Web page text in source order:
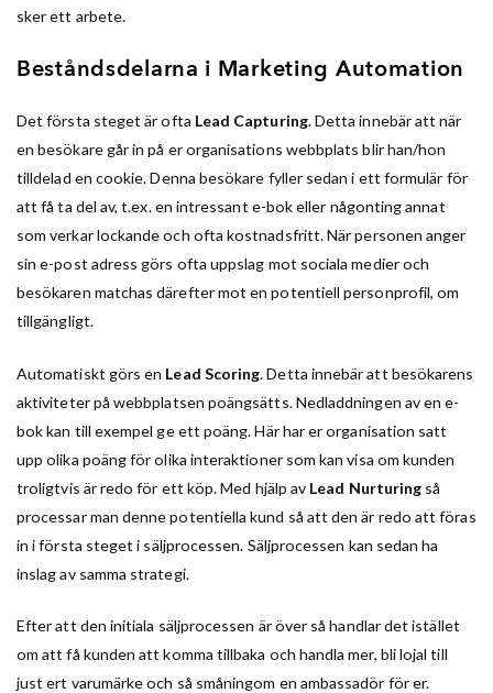
sker ett arbete.
Beståndsdelarna i Marketing Automation
Det första steget är ofta Lead Capturing. Detta innebär att när
en besökare går in på er organisations webbplats blir han/hon
tilldelad en cookie. Denna besökare fyller sedan i ett formulär för
att få ta del av, t.ex. en intressant e-bok eller någonting annat
som verkar lockande och ofta kostnadsfritt. När personen anger
sin e-post adress görs ofta uppslag mot sociala medier och
besökaren matchas därefter mot en potentiell personprofil, om
tillgängligt.
Automatiskt görs en Lead Scoring. Detta innebär att besökarens
aktiviteter på webbplatsen poängsätts. Nedladdningen av en e-
bok kan till exempel ge ett poäng. Här har er organisation satt
upp olika poäng för olika interaktioner som kan visa om kunden
troligtvis är redo för ett köp. Med hjälp av Lead Nurturing så
processar man denne potentiella kund så att den är redo att föras
in i första steget i säljprocessen. Säljprocessen kan sedan ha
inslag av samma strategi.
Efter att den initiala säljprocessen är över så handlar det istället
om att få kunden att komma tillbaka och handla mer, bli lojal till
just ert varumärke och så småningom en ambassadör för er.